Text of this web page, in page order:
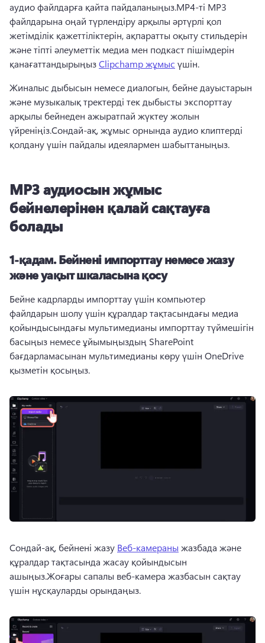
аудио файлдарға қайта пайдаланыңыз.MP4-ті MP3
файлдарына оңай түрлендіру арқылы әртүрлі қол
жетімділік қажеттіліктерін, ақпаратты оқыту стильдерін
және тіпті әлеуметтік медиа мен подкаст пішімдерін
қанағаттандырыңыз Clipchamp жұмыс үшін.
Жиналыс дыбысын немесе диалогын, бейне дауыстарын
және музыкалық тректерді тек дыбысты экспорттау
арқылы бейнеден ажыратпай жүктеу жолын
үйреніңіз.Сондай-ақ, жұмыс орнында аудио клиптерді
қолдану үшін пайдалы идеялармен шабыттаныңыз.
MP3 аудиосын жұмыс
бейнелерінен қалай сақтауға
болады
1-қадам. Бейнені импорттау немесе жазу
және уақыт шкаласына қосу
Бейне кадрларды импорттау үшін компьютер
файлдарын шолу үшін құралдар тақтасындағы медиа
қойындысындағы мультимедианы импорттау түймешігін
басыңыз немесе ұйымыңыздың SharePoint
бағдарламасынан мультимедианы көру үшін OneDrive
қызметін қосыңыз.
Сондай-ақ, бейнені жазу Веб-камераны жазбада және
құралдар тақтасында жасау қойындысын
ашыңыз.Жоғары сапалы веб-камера жазбасын сақтау
үшін нұсқауларды орындаңыз.